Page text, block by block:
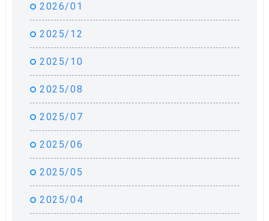
2026/01
2025/12
2025/10
2025/08
2025/07
2025/06
2025/05
2025/04